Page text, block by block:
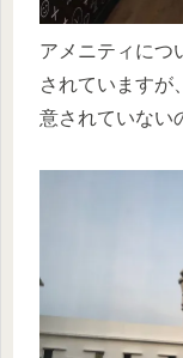
アメニティにつ
されていますが
意されていない